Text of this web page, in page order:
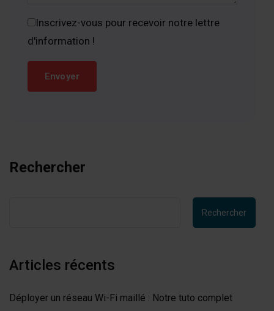
Inscrivez-vous pour recevoir notre lettre
d'information !
Rechercher
Rechercher
Articles récents
Déployer un réseau Wi-Fi maillé : Notre tuto complet